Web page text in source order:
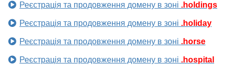
Реєстрація та продовження домену в зоні .holdings
Реєстрація та продовження домену в зоні .holiday
Реєстрація та продовження домену в зоні .horse
Реєстрація та продовження домену в зоні .hospital